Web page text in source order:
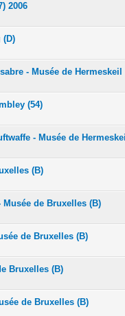
2006
(D)
- Musée de Hermeskeil
(54)
- Musée de
(B)
Musée de Bruxelles (B)
de Bruxelles (B)
Bruxelles (B)
de Bruxelles (B)